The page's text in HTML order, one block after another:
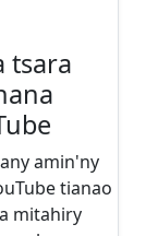
tsara
amin'ny
tianao
mitahiry